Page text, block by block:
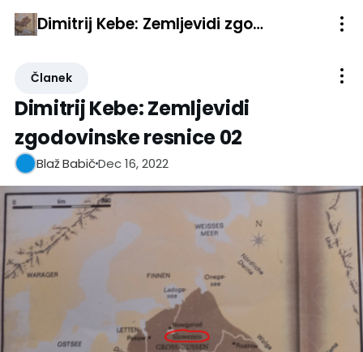
Dimitrij Kebe: Zemljevidi zgodovinske resnice 02
Članek
Dimitrij Kebe: Zemljevidi
zgodovinske resnice 02
Blaž BabičDec 16, 2022